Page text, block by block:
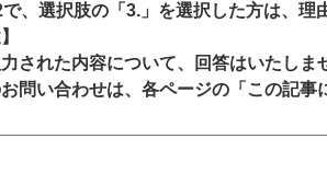
、選択肢の「3.」を選択した方は、理
された内容について、回答はいたしま
問い合わせは、各ページの「この記事